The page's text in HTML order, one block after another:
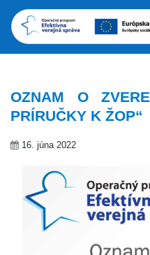
OZNAM O
PRÍRUČKY K ŽOP“
16. júna 2022